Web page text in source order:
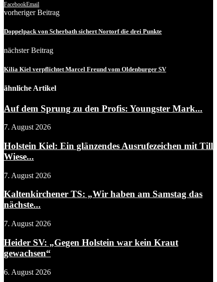
FacebookEmail
vorheriger Beitrag
Doppelpack von Scherbath sichert Nortorf die drei Punkte
nächster Beitrag
Kilia Kiel verpflichtet Marcel Freund vom Oldenburger SV
ähnliche Artikel
Auf dem Sprung zu den Profis: Youngster Mark...
7. August 2026
Holstein Kiel: Ein glänzendes Ausrufezeichen mit Till
Wiese...
7. August 2026
Kaltenkirchener TS: „Wir haben am Samstag das
nächste...
7. August 2026
Heider SV: „Gegen Holstein war kein Kraut
gewachsen“
6. August 2026